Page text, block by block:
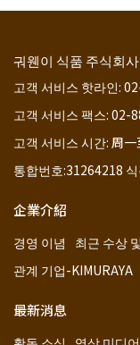
궈웬이 식품 주식회사
고객 서비스 핫라인:
고객 서비스 팩스: 02-
고객 서비스 시간: 周
통합번호:31264218
企業介紹
경영 이념 최근 수상
관계 기업-KIMURAYA
最新消息